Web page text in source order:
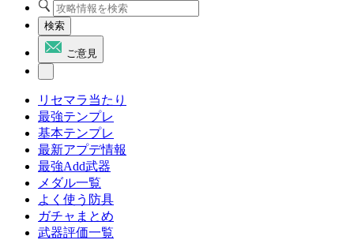
検索
ご意見
リセマラ当たり
最強テンプレ
基本テンプレ
最新アプデ情報
最強Add武器
メダル一覧
よく使う防具
ガチャまとめ
武器評価一覧